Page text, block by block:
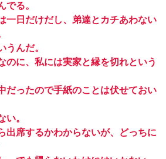
でる。
一日だけだし、弟達とカチあわない
うんだ。
のに、私には実家と縁を切れという
だったので手紙のことは伏せておい
い。
出席するかわからないが、どっちに